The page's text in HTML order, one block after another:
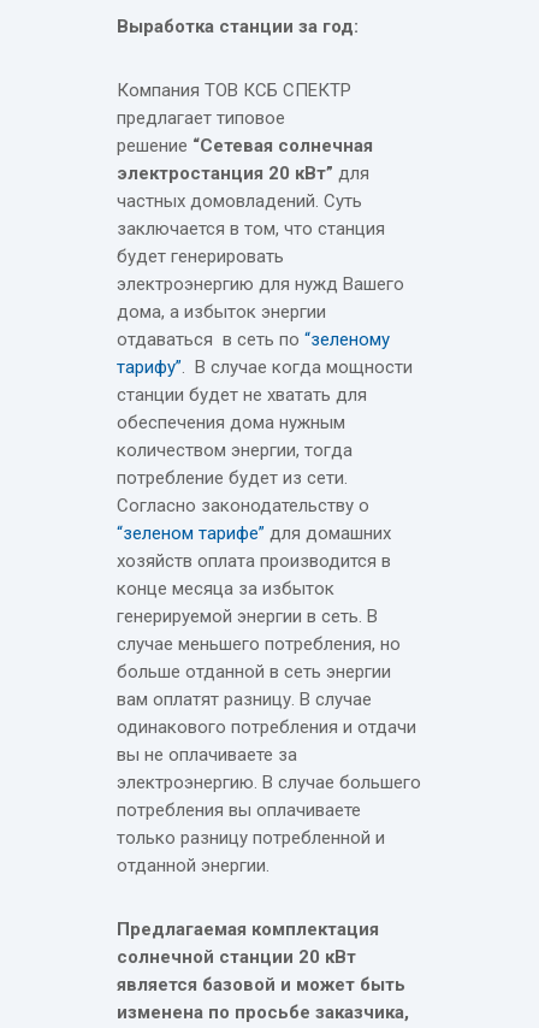
Выработка станции за год:
Компания ТОВ КСБ СПЕКТР
предлагает типовое
решение “Сетевая солнечная
электростанция 20 кВт” для
частных домовладений. Суть
заключается в том, что станция
будет генерировать
электроэнергию для нужд Вашего
дома, а избыток энергии
отдаваться в сеть по “зеленому
тарифу”. В случае когда мощности
станции будет не хватать для
обеспечения дома нужным
количеством энергии, тогда
потребление будет из сети.
Согласно законодательству о
“зеленом тарифе” для домашних
хозяйств оплата производится в
конце месяца за избыток
генерируемой энергии в сеть. В
случае меньшего потребления, но
больше отданной в сеть энергии
вам оплатят разницу. В случае
одинакового потребления и отдачи
вы не оплачиваете за
электроэнергию. В случае большего
потребления вы оплачиваете
только разницу потребленной и
отданной энергии.
Предлагаемая комплектация
солнечной станции 20 кВт
является базовой и может быть
изменена по просьбе заказчика,